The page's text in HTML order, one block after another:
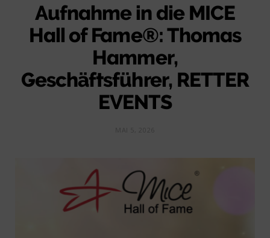
Aufnahme in die MICE
Hall of Fame®: Thomas
Hammer,
Geschäftsführer, RETTER
EVENTS